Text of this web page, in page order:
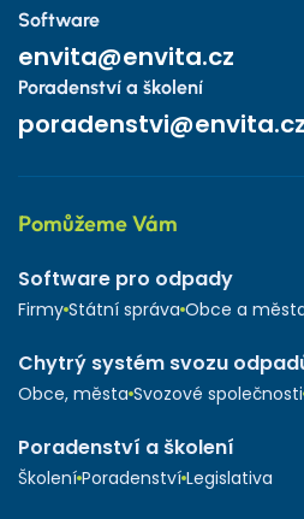
Software
envita@envita.cz
Poradenství a školení
poradenstvi@envita.cz
Pomůžeme Vám
Software pro odpady
Firmy Státní správa Obce a
Chytrý systém svozu
Obce, města Svozové společnosti
Poradenství a školení
Školení Poradenství Legislativa